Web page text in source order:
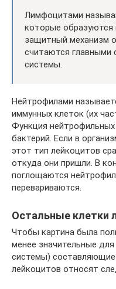
Лимфоцитами
которые образуются
защитный механизм
считаются
системы.
Нейтрофилами
иммунных клеток (их
Функция
бактерий. Если в
этот тип лейкоцитов
откуда они пришли. В
поглощаются
перевариваются.
Остальные клетки
Чтобы картина была
менее значительные
системы) составляющие
лейкоцитов относят